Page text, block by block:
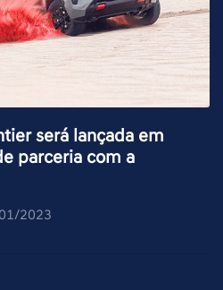
será lançada em
parceria com a
2023